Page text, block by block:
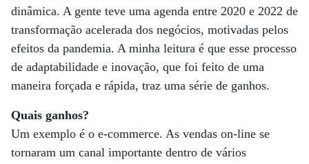
dinâmica. A gente teve uma agenda entre 2020 e 2022 de
transformação acelerada dos negócios, motivadas pelos
efeitos da pandemia. A minha leitura é que esse processo
de adaptabilidade e inovação, que foi feito de uma
maneira forçada e rápida, traz uma série de ganhos.
Quais ganhos?
Um exemplo é o e-commerce. As vendas on-line se
tornaram um canal importante dentro de vários